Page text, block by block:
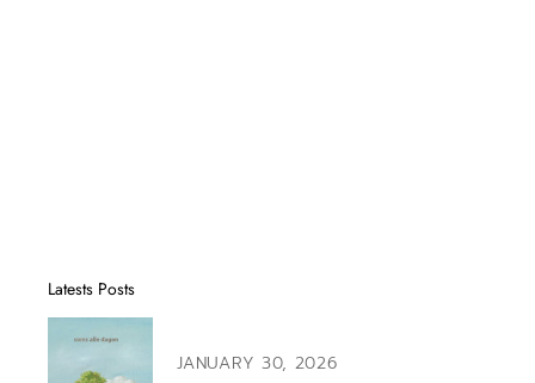
Latests Posts
JANUARY 30, 2026